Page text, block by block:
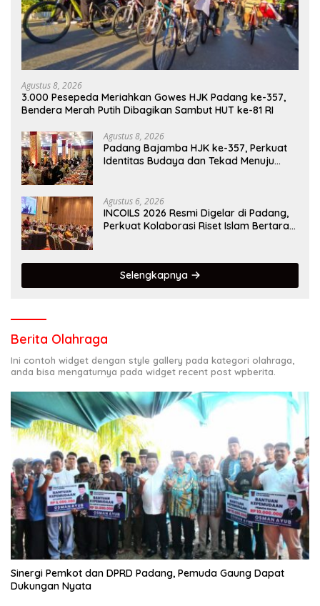
Agustus 8, 2026
3.000 Pesepeda Meriahkan Gowes HJK Padang ke-357,
Bendera Merah Putih Dibagikan Sambut HUT ke-81 RI
Agustus 8, 2026
Padang Bajamba HJK ke-357, Perkuat
Identitas Budaya dan Tekad Menuju
Agustus 6, 2026
INCOILS 2026 Resmi Digelar di Padang,
Perkuat Kolaborasi Riset Islam Bertaraf
Selengkapnya
Berita Olahraga
Ini contoh widget dengan style gallery pada kategori olahraga,
anda bisa mengaturnya pada widget recent post wpberita.
Sinergi Pemkot dan DPRD Padang, Pemuda Gaung Dapat
Dukungan Nyata